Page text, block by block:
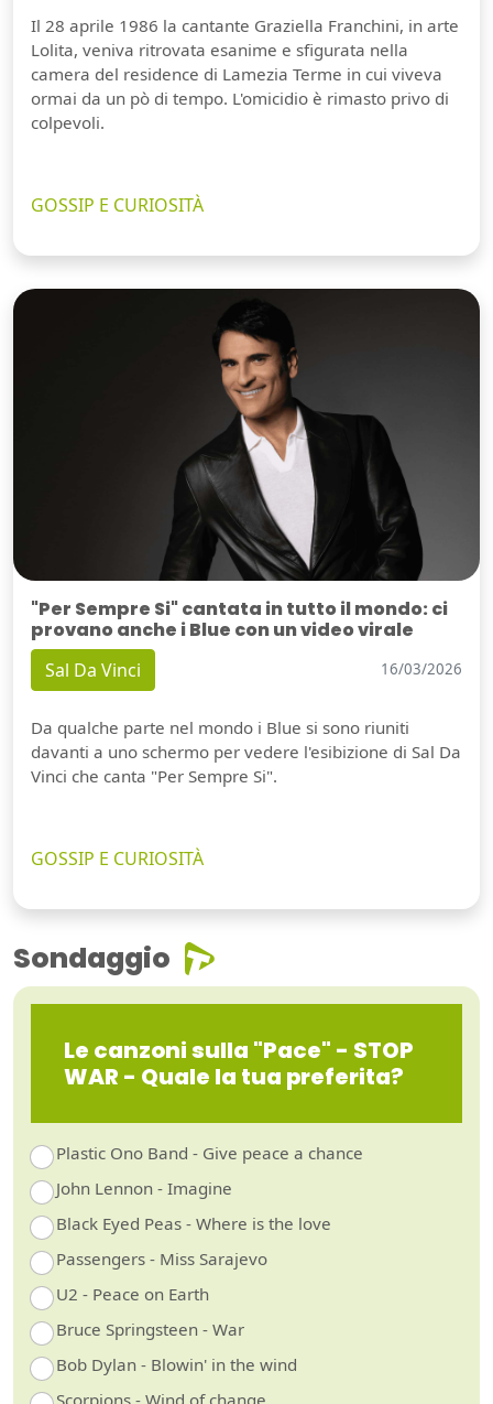
Il 28 aprile 1986 la cantante Graziella Franchini, in arte
Lolita, veniva ritrovata esanime e sfigurata nella
camera del residence di Lamezia Terme in cui viveva
ormai da un pò di tempo. L'omicidio è rimasto privo di
colpevoli.
GOSSIP E CURIOSITÀ
"Per Sempre Si" cantata in tutto il mondo: ci
provano anche i Blue con un video virale
Sal Da Vinci 16/03/2026
Da qualche parte nel mondo i Blue si sono riuniti
davanti a uno schermo per vedere l'esibizione di Sal Da
Vinci che canta "Per Sempre Si".
GOSSIP E CURIOSITÀ
Sondaggio
Le canzoni sulla "Pace" - STOP
WAR - Quale la tua preferita?
Plastic Ono Band - Give peace a chance
John Lennon - Imagine
Black Eyed Peas - Where is the love
Passengers - Miss Sarajevo
U2 - Peace on Earth
Bruce Springsteen - War
Bob Dylan - Blowin' in the wind
Scorpions - Wind of change